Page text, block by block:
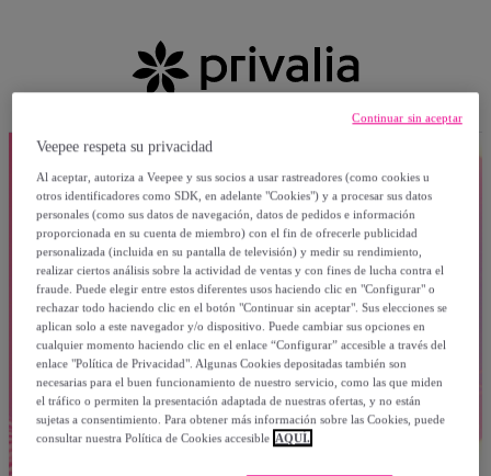
Veepee respeta su privacidad
Al aceptar, autoriza a Veepee y sus socios a usar rastreadores (como cookies u
otros identificadores como SDK, en adelante "Cookies") y a procesar sus datos
personales (como sus datos de navegación, datos de pedidos e información
proporcionada en su cuenta de miembro) con el fin de ofrecerle publicidad
personalizada (incluida en su pantalla de televisión) y medir su rendimiento,
realizar ciertos análisis sobre la actividad de ventas y con fines de lucha contra el
fraude. Puede elegir entre estos diferentes usos haciendo clic en "Configurar" o
rechazar todo haciendo clic en el botón "Continuar sin aceptar". Sus elecciones se
aplican solo a este navegador y/o dispositivo. Puede cambiar sus opciones en
cualquier momento haciendo clic en el enlace “Configurar” accesible a través del
enlace "Política de Privacidad". Algunas Cookies depositadas también son
necesarias para el buen funcionamiento de nuestro servicio, como las que miden
el tráfico o permiten la presentación adaptada de nuestras ofertas, y no están
sujetas a consentimiento. Para obtener más información sobre las Cookies, puede
consultar nuestra Política de Cookies accesible AQUÍ.
Continuar sin aceptar